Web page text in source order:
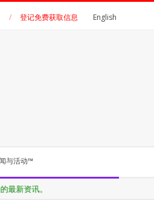
登记免费获取信息 English
与活动™
新资讯。